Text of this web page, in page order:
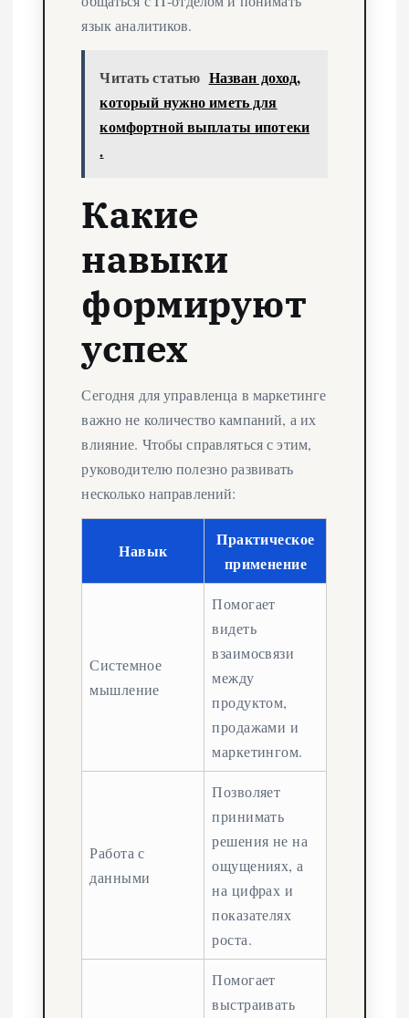
язык аналитиков.
Читать статью Назван доход,
который нужно иметь для
комфортной выплаты ипотеки
.
Какие
навыки
формируют
успех
Сегодня для управленца в маркетинге
важно не количество кампаний, а их
влияние. Чтобы справляться с этим,
руководителю полезно развивать
несколько направлений:
Навык
Практическое
применение
Системное
мышление
Помогает
видеть
взаимосвязи
между
продуктом,
продажами и
маркетингом.
Работа с
данными
Позволяет
принимать
решения не на
ощущениях, а
на цифрах и
показателях
роста.
Помогает
выстраивать